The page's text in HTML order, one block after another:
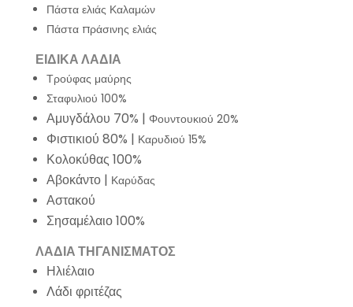
Πάστα ελιάς Καλαμών
Πάστα πράσινης ελιάς
ΕΙΔΙΚΑ ΛΑΔΙΑ
Τρούφας μαύρης
Σταφυλιού 100%
Αμυγδάλου 70% | Φουντουκιού 20%
Φιστικιού 80% | Καρυδιού 15%
Κολοκύθας 100%
Αβοκάντο | Καρύδας
Αστακού
Σησαμέλαιο 100%
ΛΑΔΙΑ ΤΗΓΑΝΙΣΜΑΤΟΣ
Ηλιέλαιο
Λάδι φριτέζας